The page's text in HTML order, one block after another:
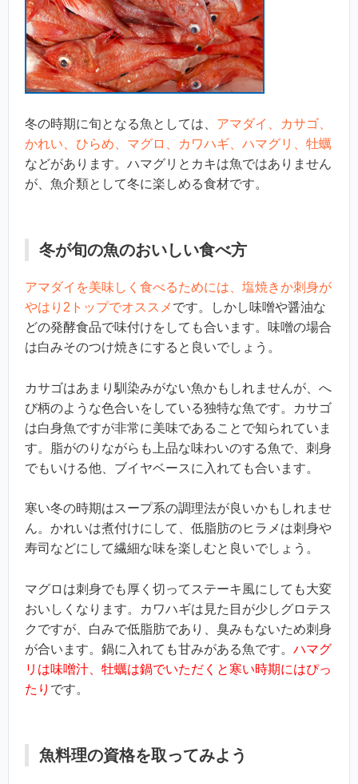
冬の時期に旬となる魚としては、 アマダイ、カサゴ、
かれい、ひらめ、マグロ、カワハギ、ハマグリ、牡蠣
などがあります。ハマグリとカキは魚ではありません
が、魚介類として冬に楽しめる食材です。
冬が旬の魚のおいしい食べ方
アマダイを美味しく食べるためには、塩焼きか刺身が
やはり2トップでオススメ です。しかし味噌や醤油な
どの発酵食品で味付けをしても合います。味噌の場合
は白みそのつけ焼きにすると良いでしょう。
カサゴはあまり馴染みがない魚かもしれませんが、へ
び柄のような色合いをしている独特な魚です。カサゴ
は白身魚ですが非常に美味であることで知られていま
す。脂がのりながらも上品な味わいのする魚で、刺身
でもいける他、ブイヤベースに入れても合います。
寒い冬の時期はスープ系の調理法が良いかもしれませ
ん。かれいは煮付けにして、低脂肪のヒラメは刺身や
寿司などにして繊細な味を楽しむと良いでしょう。
マグロは刺身でも厚く切ってステーキ風にしても大変
おいしくなります。カワハギは見た目が少しグロテス
クですが、白みで低脂肪であり、臭みもないため刺身
が合います。鍋に入れても甘みがある魚です。 ハマグ
リは味噌汁、牡蠣は鍋でいただくと寒い時期にはぴっ
たり です。
魚料理の資格を取ってみよう